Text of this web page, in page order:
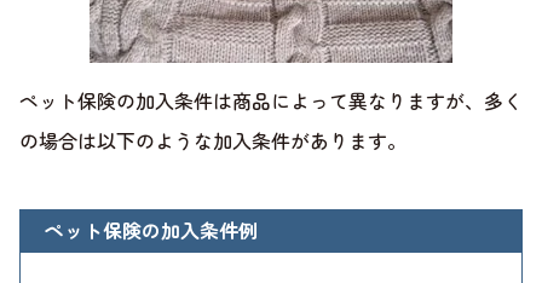
ペット保険の加入条件は商品によって異なりますが、多く
の場合は以下のような加入条件があります。
ペット保険の加入条件例